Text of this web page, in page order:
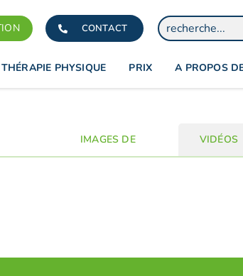
CONTACT
THÉRAPIE PHYSIQUE PRIX A PROPOS
IMAGES DE VIDÉOS